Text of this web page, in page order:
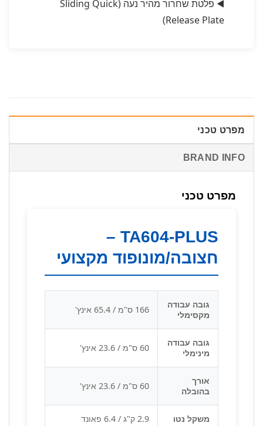
◀️ פלטת שחרור מהיר נעה (Sliding Quick
Release Plate)
מפרט טכני
BRAND INFO
מפרט טכני
TA604-PLUS –
חצובה/מונופוד מקצועי
גובה עבודה
מקסימלי
166 ס"מ / 65.4 אינץ'
גובה עבודה
מינימלי
60 ס"מ / 23.6 אינץ'
אורך
בהובלה
60 ס"מ / 23.6 אינץ'
משקל נטו 2.9 ק"ג / 6.4 פאונד